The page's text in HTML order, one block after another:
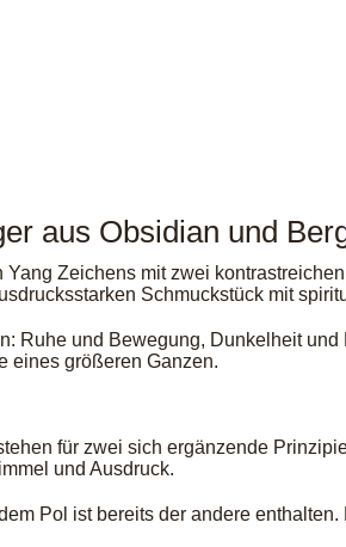
aus Obsidian und
Zeichens mit zwei
Schmuckstück mit
Ruhe und Bewegung, Dunkelheit
eines größeren Ganzen.
für zwei sich ergänzende
und Ausdruck.
Pol ist bereits der andere